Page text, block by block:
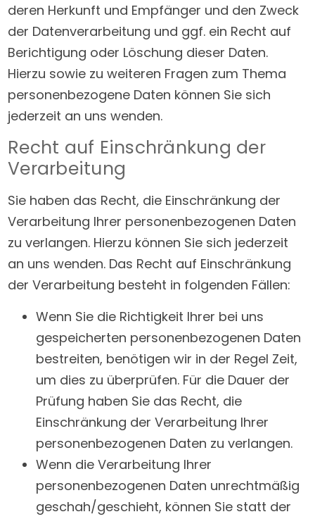
deren Herkunft und Empfänger und den Zweck
der Datenverarbeitung und ggf. ein Recht auf
Berichtigung oder Löschung dieser Daten.
Hierzu sowie zu weiteren Fragen zum Thema
personenbezogene Daten können Sie sich
jederzeit an uns wenden.
Recht auf Einschränkung der
Verarbeitung
Sie haben das Recht, die Einschränkung der
Verarbeitung Ihrer personenbezogenen Daten
zu verlangen. Hierzu können Sie sich jederzeit
an uns wenden. Das Recht auf Einschränkung
der Verarbeitung besteht in folgenden Fällen:
Wenn Sie die Richtigkeit Ihrer bei uns
gespeicherten personenbezogenen Daten
bestreiten, benötigen wir in der Regel Zeit,
um dies zu überprüfen. Für die Dauer der
Prüfung haben Sie das Recht, die
Einschränkung der Verarbeitung Ihrer
personenbezogenen Daten zu verlangen.
Wenn die Verarbeitung Ihrer
personenbezogenen Daten unrechtmäßig
geschah/geschieht, können Sie statt der